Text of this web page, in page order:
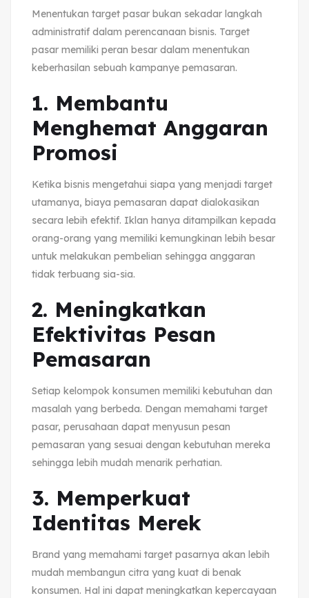
Menentukan target pasar bukan sekadar langkah
administratif dalam perencanaan bisnis. Target
pasar memiliki peran besar dalam menentukan
keberhasilan sebuah kampanye pemasaran.
1. Membantu
Menghemat Anggaran
Promosi
Ketika bisnis mengetahui siapa yang menjadi target
utamanya, biaya pemasaran dapat dialokasikan
secara lebih efektif. Iklan hanya ditampilkan kepada
orang-orang yang memiliki kemungkinan lebih besar
untuk melakukan pembelian sehingga anggaran
tidak terbuang sia-sia.
2. Meningkatkan
Efektivitas Pesan
Pemasaran
Setiap kelompok konsumen memiliki kebutuhan dan
masalah yang berbeda. Dengan memahami target
pasar, perusahaan dapat menyusun pesan
pemasaran yang sesuai dengan kebutuhan mereka
sehingga lebih mudah menarik perhatian.
3. Memperkuat
Identitas Merek
Brand yang memahami target pasarnya akan lebih
mudah membangun citra yang kuat di benak
konsumen. Hal ini dapat meningkatkan kepercayaan